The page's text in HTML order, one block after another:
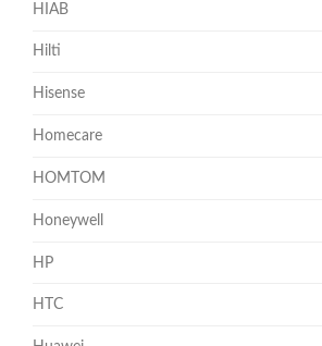
HIAB
Hilti
Hisense
Homecare
HOMTOM
Honeywell
HP
HTC